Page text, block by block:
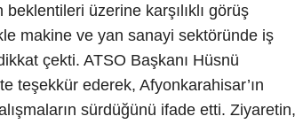
beklentileri üzerine karşılıklı görüş
makine ve yan sanayi sektöründe iş
çekti. ATSO Başkanı Hüsnü
teşekkür ederek, Afyonkarahisar’ın
sürdüğünü ifade etti. Ziyaretin,